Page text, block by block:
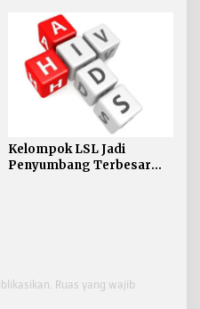
di Dua Kecamatan
Kelompok LSL Jadi
Penyumbang Terbesar
Ruas yang wajib